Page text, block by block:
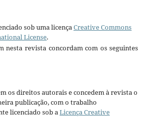
sob uma licençaCreative Commons
License.
nesta revista concordam com os seguintes
os direitos autorais e concedem à revista o
publicação, com o trabalho
licenciado sob aLicença Creative